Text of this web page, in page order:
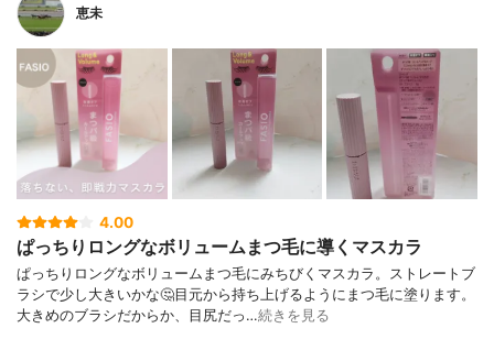
恵未
4.00
ぱっちりロングなボリュームまつ毛に導くマスカラ
ぱっちりロングなボリュームまつ毛にみちびくマスカラ。ストレートブ
ラシで少し大きいかな🤔目元から持ち上げるようにまつ毛に塗ります。
大きめのブラシだからか、目尻だっ…続きを見る